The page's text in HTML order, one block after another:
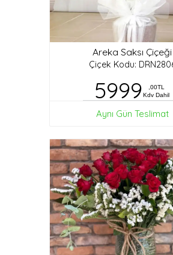
Areka Saksı Çiçeği
Çiçek Kodu:
5999
,00TL
Kdv Dahil
Aynı Gün Teslimat